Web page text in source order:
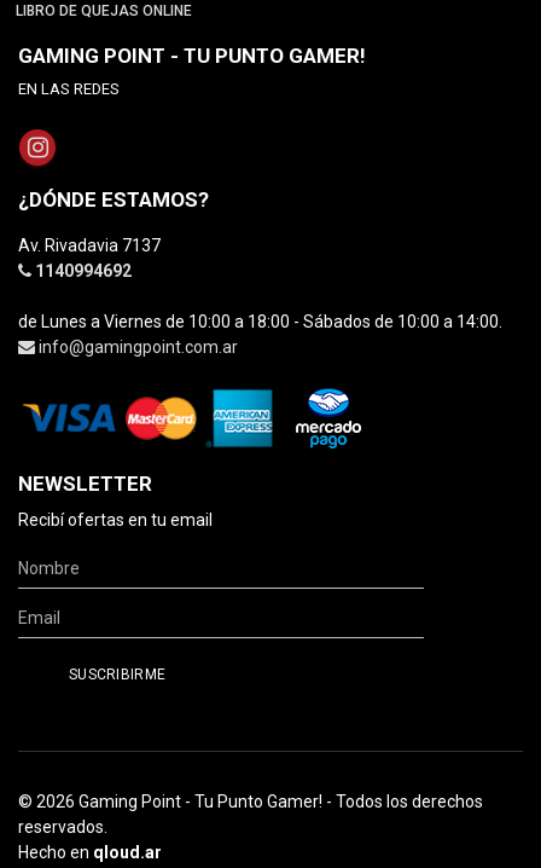
LIBRO DE QUEJAS ONLINE
GAMING POINT - TU PUNTO GAMER!
EN LAS REDES
¿DÓNDE ESTAMOS?
Av. Rivadavia 7137
1140994692
de Lunes a Viernes de 10:00 a 18:00 - Sábados de 10:00 a 14:00.
info@gamingpoint.com.ar
NEWSLETTER
Recibí ofertas en tu email
© 2026 Gaming Point - Tu Punto Gamer! - Todos los derechos
reservados.
Hecho en qloud.ar